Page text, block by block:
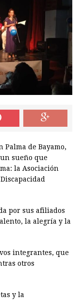
Palma de Bayamo,
sueño que
la Asociación
por sus afiliados
la alegría y la
integrantes, que
otros
y la